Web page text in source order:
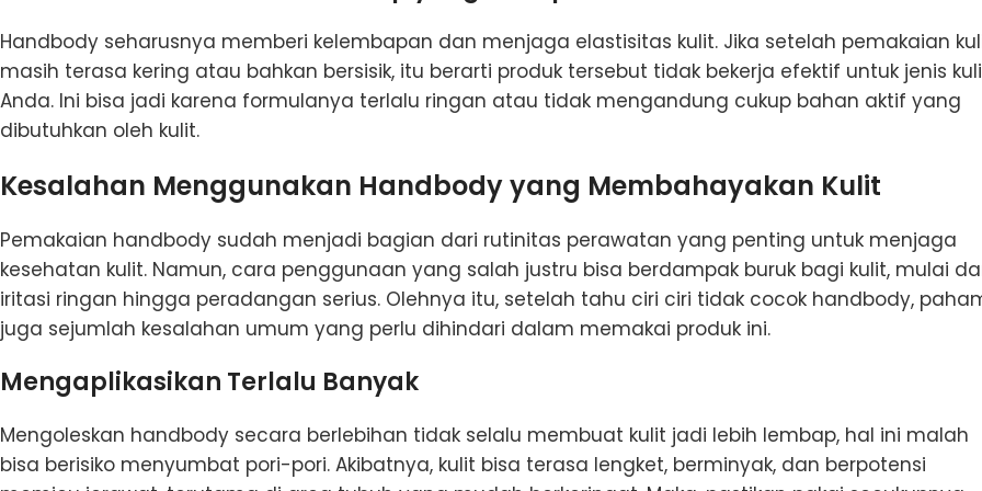
Handbody seharusnya memberi kelembapan dan menjaga elastisitas kulit. Jika setelah pemakaian
masih terasa kering atau bahkan bersisik, itu berarti produk tersebut tidak bekerja efektif untuk jenis
Anda. Ini bisa jadi karena formulanya terlalu ringan atau tidak mengandung cukup bahan aktif yang
dibutuhkan oleh kulit.
Kesalahan Menggunakan Handbody yang Membahayakan Kulit
Pemakaian handbody sudah menjadi bagian dari rutinitas perawatan yang penting untuk menjaga
kesehatan kulit. Namun, cara penggunaan yang salah justru bisa berdampak buruk bagi kulit, mulai
iritasi ringan hingga peradangan serius. Olehnya itu, setelah tahu ciri ciri tidak cocok handbody,
juga sejumlah kesalahan umum yang perlu dihindari dalam memakai produk ini.
Mengaplikasikan Terlalu Banyak
Mengoleskan handbody secara berlebihan tidak selalu membuat kulit jadi lebih lembap, hal ini malah
bisa berisiko menyumbat pori-pori. Akibatnya, kulit bisa terasa lengket, berminyak, dan berpotensi